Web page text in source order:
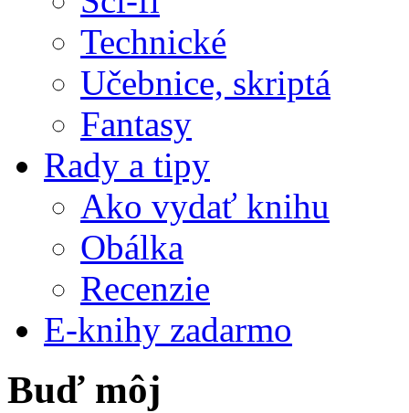
Technické
Učebnice, skriptá
Fantasy
Rady a tipy
Ako vydať knihu
Obálka
Recenzie
E-knihy zadarmo
Buď môj